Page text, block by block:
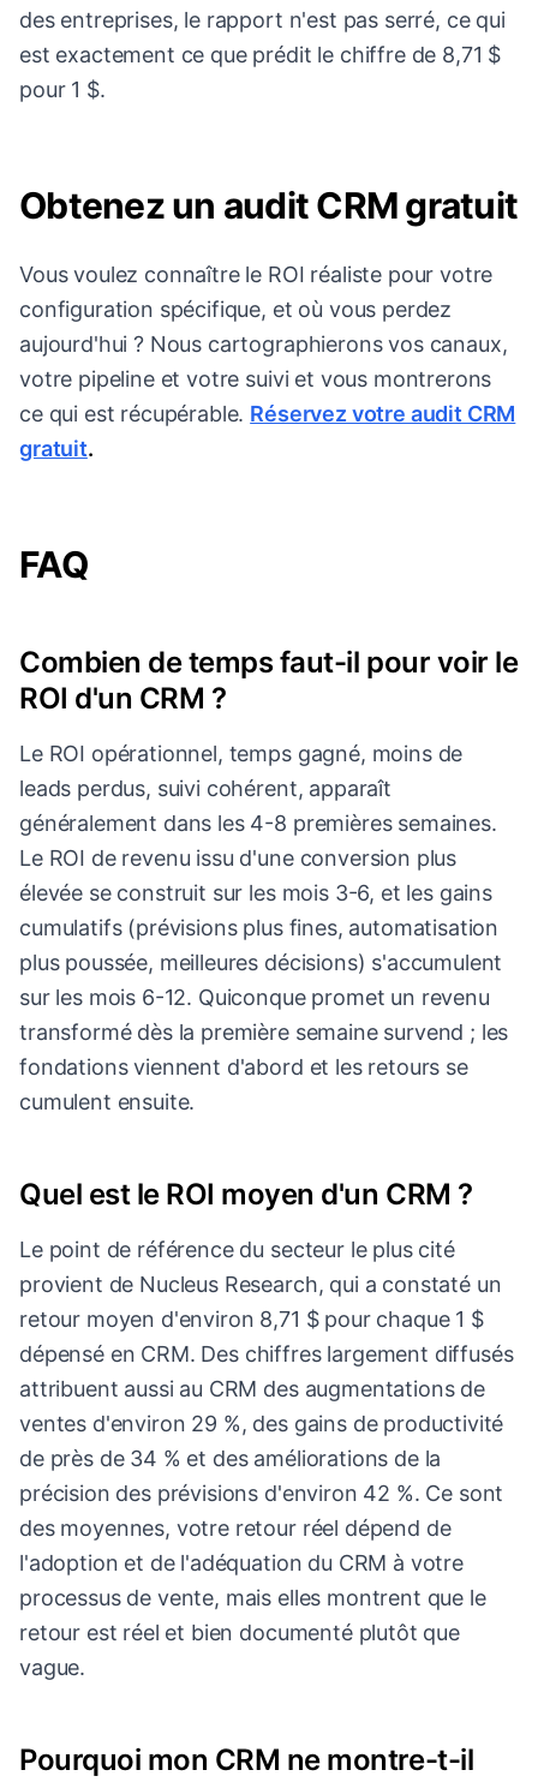
des entreprises, le rapport n'est pas serré, ce qui
est exactement ce que prédit le chiffre de 8,71 $
pour 1 $.
Obtenez un audit CRM gratuit
Vous voulez connaître le ROI réaliste pour votre
configuration spécifique, et où vous perdez
aujourd'hui ? Nous cartographierons vos canaux,
votre pipeline et votre suivi et vous montrerons
ce qui est récupérable. Réservez votre audit CRM
gratuit.
FAQ
Combien de temps faut-il pour voir le
ROI d'un CRM ?
Le ROI opérationnel, temps gagné, moins de
leads perdus, suivi cohérent, apparaît
généralement dans les 4-8 premières semaines.
Le ROI de revenu issu d'une conversion plus
élevée se construit sur les mois 3-6, et les gains
cumulatifs (prévisions plus fines, automatisation
plus poussée, meilleures décisions) s'accumulent
sur les mois 6-12. Quiconque promet un revenu
transformé dès la première semaine survend ; les
fondations viennent d'abord et les retours se
cumulent ensuite.
Quel est le ROI moyen d'un CRM ?
Le point de référence du secteur le plus cité
provient de Nucleus Research, qui a constaté un
retour moyen d'environ 8,71 $ pour chaque 1 $
dépensé en CRM. Des chiffres largement diffusés
attribuent aussi au CRM des augmentations de
ventes d'environ 29 %, des gains de productivité
de près de 34 % et des améliorations de la
précision des prévisions d'environ 42 %. Ce sont
des moyennes, votre retour réel dépend de
l'adoption et de l'adéquation du CRM à votre
processus de vente, mais elles montrent que le
retour est réel et bien documenté plutôt que
vague.
Pourquoi mon CRM ne montre-t-il